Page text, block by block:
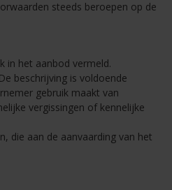
steeds beroepen op de
in het aanbod vermeld.
beschrijving is voldoende
gebruik maakt van
vergissingen of kennelijke
die aan de aanvaarding van het